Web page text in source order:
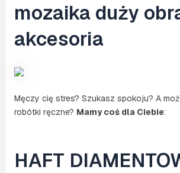
mozaika duży
akcesoria
Męczy cię stres? Szukasz spokoju? A
robótki ręczne? Mamy coś dla Ciebie:
HAFT